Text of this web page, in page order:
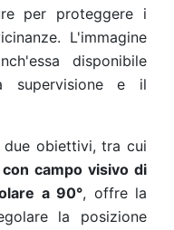
per proteggere i
L'immagine
disponibile
supervisione e il
obiettivi, tra cui
con campo visivo di
a 90°, offre la
la posizione